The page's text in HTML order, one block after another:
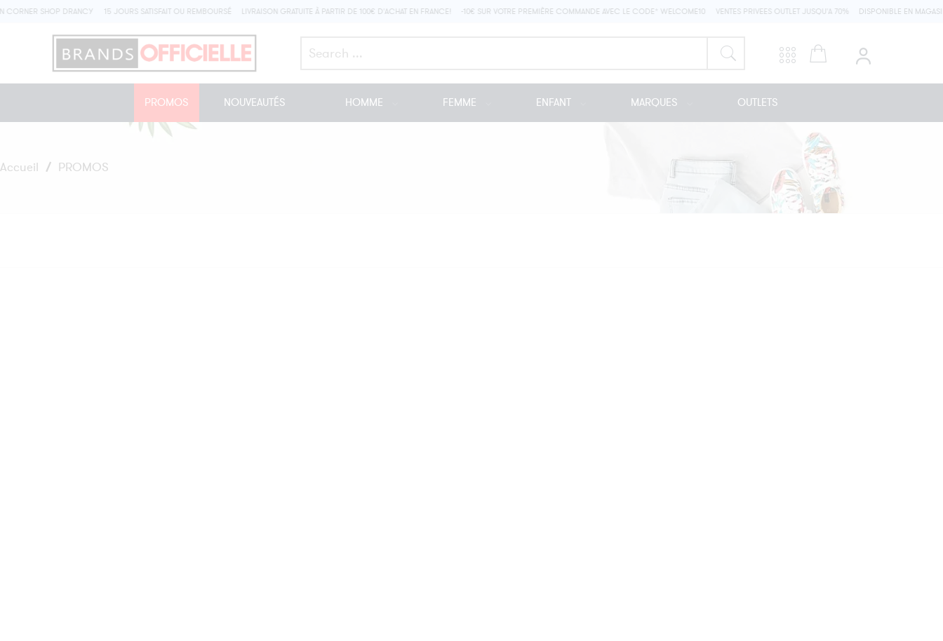
SHOP DRANCY 15 JOURS SATISFAIT OU REMBOURSÉ LIVRAISON GRATUITE À PARTIR DE 100€ D'ACHAT EN FRANCE! -10€ SUR VOTRE PREMIÈRE COMMANDE AVEC LE CODE* WELCOME10 VENTES PRIVEES OUTLET JUSQU'A 70% DISPONIBLE EN
here
PROMOS NOUVEAUTÉS HOMME FEMME ENFANT MARQUES OUTLETS
Accueil / PROMOS